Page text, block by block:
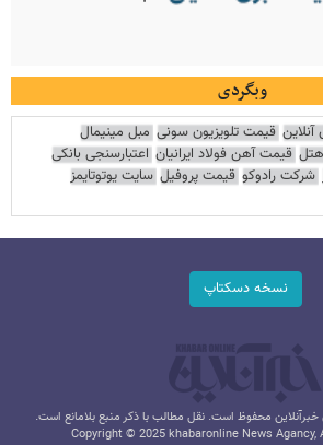
وبگردی
آنلاین قیمت تلویزیون سونی مبل مینیمال
قیمت آهن فولاد ایرانیان اعتبارسنجی بانکی
شرکت رادوکو قیمت پروفیل سایت یوتوتایمز
نسخه دسکتاپ
محفوظ است. نقل مطالب با ذکر منبع بلامانع است.
Copyright © 2025 khabaronline News